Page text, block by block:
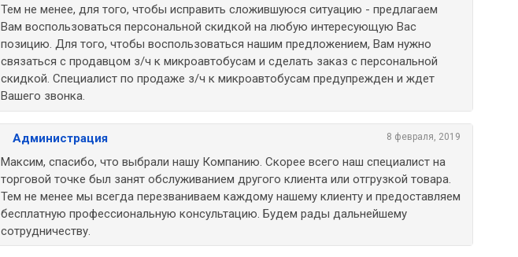
Тем не менее, для того, чтобы исправить сложившуюся ситуацию - предлагаем
Вам воспользоваться персональной скидкой на любую интересующую Вас
позицию. Для того, чтобы воспользоваться нашим предложением, Вам нужно
связаться с продавцом з/ч к микроавтобусам и сделать заказ с персональной
скидкой. Специалист по продаже з/ч к микроавтобусам предупрежден и ждет
Вашего звонка.
8 февраля, 2019
Администрация
Максим, спасибо, что выбрали нашу Компанию. Скорее всего наш специалист на
торговой точке был занят обслуживанием другого клиента или отгрузкой товара.
Тем не менее мы всегда перезваниваем каждому нашему клиенту и предоставляем
бесплатную профессиональную консультацию. Будем рады дальнейшему
сотрудничеству.